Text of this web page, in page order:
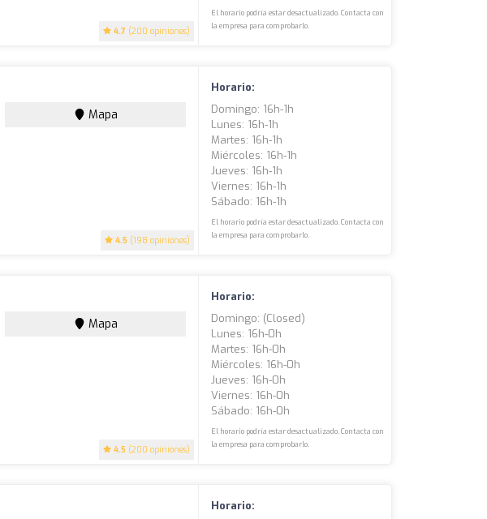
4.7 (200 opiniones)
El horario podría estar desactualizado. Contacta con
la empresa para comprobarlo.
4.5 (198 opiniones)
Mapa
Horario:
Domingo: 16h-1h
Lunes: 16h-1h
Martes: 16h-1h
Miércoles: 16h-1h
Jueves: 16h-1h
Viernes: 16h-1h
Sábado: 16h-1h
El horario podría estar desactualizado. Contacta con
la empresa para comprobarlo.
4.5 (200 opiniones)
Mapa
Horario:
Domingo: (closed)
Lunes: 16h-0h
Martes: 16h-0h
Miércoles: 16h-0h
Jueves: 16h-0h
Viernes: 16h-0h
Sábado: 16h-0h
El horario podría estar desactualizado. Contacta con
la empresa para comprobarlo.
Horario: